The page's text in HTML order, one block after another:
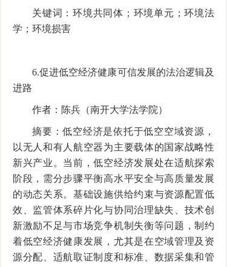
关键词：环境共同体；环境单元；环境法
学；环境损害
6.促进低空经济健康可信发展的法治逻辑及
进路
作者：陈兵（南开大学法学院）
摘要：低空经济是依托于低空空域资源，
以无人和有人航空器为主要载体的国家战略性
新兴产业。当前，低空经济发展处在适航探索
阶段，需分步骤平衡高水平安全与高质量发展
的动态关系。基础设施供给约束与资源配置低
效、监管体系碎片化与协同治理缺失、技术创
新激励不足与市场竞争机制失衡等问题，制约
着低空经济健康发展，尤其是在空域管理及资
源分配、适航取证制度和标准、数据采集和管